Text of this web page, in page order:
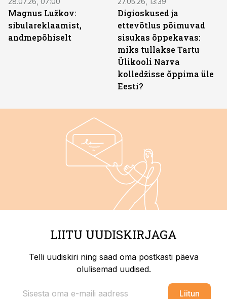
Magnus Lužkov:
sibulareklaamist,
andmepõhiselt
Digioskused ja
ettevõtlus põimuvad
sisukas õppekavas:
miks tullakse Tartu
Ülikooli Narva
kolledžisse õppima üle
Eesti?
LIITU UUDISKIRJAGA
Telli uudiskiri ning saad oma postkasti päeva
olulisemad uudised.
Liitun